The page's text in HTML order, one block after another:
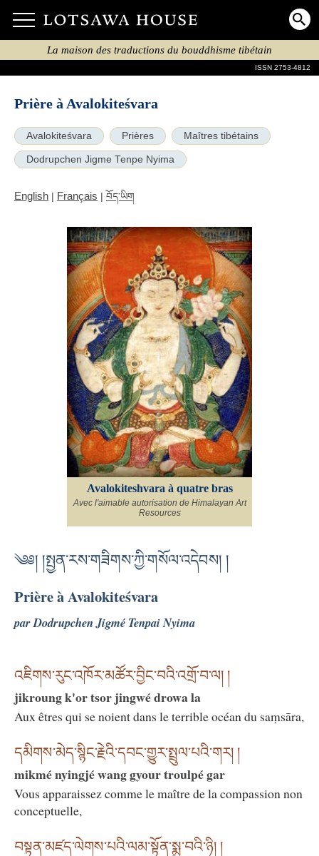
La maison des traductions du bouddhisme tibétain
ISSN 2753-4812
Prière à Avalokiteśvara
Avalokiteśvara Prières Maîtres tibétains
Dodrupchen Jigme Tenpe Nyima
English | Français | བོད་ཡིག
Avalokiteshvara à quatre bras
Avec l'aimable autorisation de Himalayan Art
Resources
༄༅། །སྤྱན་རས་གཟིགས་ཀྱི་གསོལ་འདེབས། །
Prière à Avalokiteśvara
par Dodrupchen Jigmé Tenpai Nyima
འཇིགས་རུང་འཁོར་མཚོར་བྱིང་བའི་འགྲོ་བ་ལ། །
jikroung k'or tsor jingwé drowa la
Aux êtres qui se noient dans le terrible océan du saṃsāra,
དམིགས་མེད་སྙིང་རྗེའི་དབང་གྱུར་སྤྲུལ་པའི་གར། །
mikmé nyingjé wang gyour troulpé gar
Vous apparaissez comme le maître de la compassion non
conceptuelle,
བསྟན་མཛད་ལེགས་པའི་ལམ་སྟོན་སྨྲ་བའི་ཉི། །